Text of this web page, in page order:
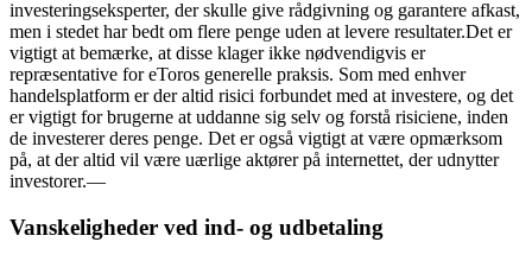
investeringseksperter, der skulle give rådgivning og garantere afkast,
men i stedet har bedt om flere penge uden at levere resultater.Det er
vigtigt at bemærke, at disse klager ikke nødvendigvis er
repræsentative for eToros generelle praksis. Som med enhver
handelsplatform er der altid risici forbundet med at investere, og det
er vigtigt for brugerne at uddanne sig selv og forstå risiciene, inden
de investerer deres penge. Det er også vigtigt at være opmærksom
på, at der altid vil være uærlige aktører på internettet, der udnytter
investorer.—
Vanskeligheder ved ind- og udbetaling